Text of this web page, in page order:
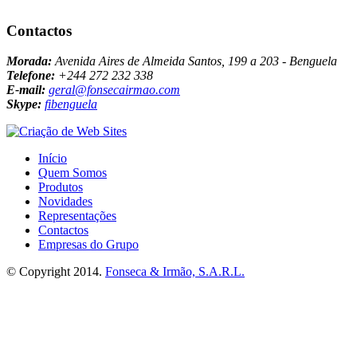
Contactos
Morada: Avenida Aires de Almeida Santos, 199 a 203 - Benguela
Telefone: +244 272 232 338
E-mail: geral@fonsecairmao.com
Skype: fibenguela
Início
Quem Somos
Produtos
Novidades
Representações
Contactos
Empresas do Grupo
© Copyright 2014. Fonseca & Irmão, S.A.R.L.